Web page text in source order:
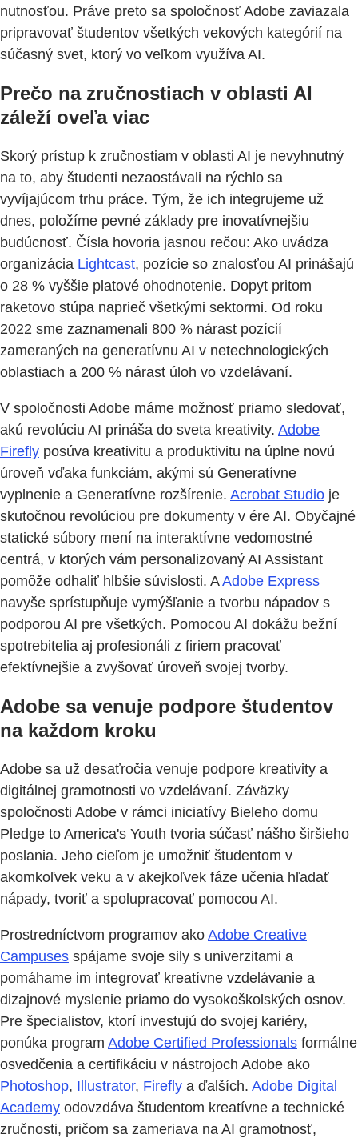
nutnosťou. Práve preto sa spoločnosť Adobe zaviazala
pripravovať študentov všetkých vekových kategórií na
súčasný svet, ktorý vo veľkom využíva AI.
Prečo na zručnostiach v oblasti AI
záleží oveľa viac
Skorý prístup k zručnostiam v oblasti AI je nevyhnutný
na to, aby študenti nezaostávali na rýchlo sa
vyvíjajúcom trhu práce. Tým, že ich integrujeme už
dnes, položíme pevné základy pre inovatívnejšiu
budúcnosť. Čísla hovoria jasnou rečou: Ako uvádza
organizácia Lightcast, pozície so znalosťou AI prinášajú
o 28 % vyššie platové ohodnotenie. Dopyt pritom
raketovo stúpa naprieč všetkými sektormi. Od roku
2022 sme zaznamenali 800 % nárast pozícií
zameraných na generatívnu AI v netechnologických
oblastiach a 200 % nárast úloh vo vzdelávaní.
V spoločnosti Adobe máme možnosť priamo sledovať,
akú revolúciu AI prináša do sveta kreativity. Adobe
Firefly posúva kreativitu a produktivitu na úplne novú
úroveň vďaka funkciám, akými sú Generatívne
vyplnenie a Generatívne rozšírenie. Acrobat Studio je
skutočnou revolúciou pre dokumenty v ére AI. Obyčajné
statické súbory mení na interaktívne vedomostné
centrá, v ktorých vám personalizovaný AI Assistant
pomôže odhaliť hlbšie súvislosti. AAdobe Express
navyše sprístupňuje vymýšľanie a tvorbu nápadov s
podporou AI pre všetkých. Pomocou AI dokážu bežní
spotrebitelia aj profesionáli z firiem pracovať
efektívnejšie a zvyšovať úroveň svojej tvorby.
Adobe sa venuje podpore študentov
na každom kroku
Adobe sa už desaťročia venuje podpore kreativity a
digitálnej gramotnosti vo vzdelávaní. Záväzky
spoločnosti Adobe v rámci iniciatívy Bieleho domu
Pledge to America's Youth tvoria súčasť nášho širšieho
poslania. Jeho cieľom je umožniť študentom v
akomkoľvek veku a v akejkoľvek fáze učenia hľadať
nápady, tvoriť a spolupracovať pomocou AI.
Prostredníctvom programov ako Adobe Creative
Campuses spájame svoje sily s univerzitami a
pomáhame im integrovať kreatívne vzdelávanie a
dizajnové myslenie priamo do vysokoškolských osnov.
Pre špecialistov, ktorí investujú do svojej kariéry,
ponúka program Adobe Certified Professionals formálne
osvedčenia a certifikáciu v nástrojoch Adobe ako
Photoshop, Illustrator, Firefly a ďalších. Adobe Digital
Academy odovzdáva študentom kreatívne a technické
zručnosti, pričom sa zameriava na AI gramotnosť,